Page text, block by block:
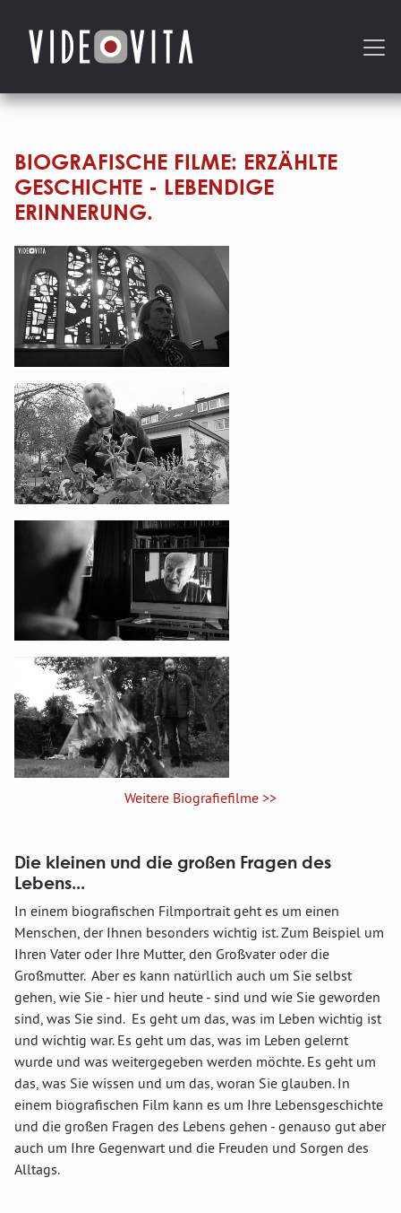
BIOGRAFISCHE FILME: ERZÄHLTE
GESCHICHTE - LEBENDIGE
ERINNERUNG.
Weitere Biografiefilme >>
Die kleinen und die großen Fragen des
Lebens...
In einem biografischen Filmportrait geht es um einen
Menschen, der Ihnen besonders wichtig ist. Zum Beispiel um
Ihren Vater oder Ihre Mutter, den Großvater oder die
Großmutter. Aber es kann natürllich auch um Sie selbst
gehen, wie Sie - hier und heute - sind und wie Sie geworden
sind, was Sie sind. Es geht um das, was im Leben wichtig ist
und wichtig war. Es geht um das, was im Leben gelernt
wurde und was weitergegeben werden möchte. Es geht um
das, was Sie wissen und um das, woran Sie glauben. In
einem biografischen Film kann es um Ihre Lebensgeschichte
und die großen Fragen des Lebens gehen - genauso gut aber
auch um Ihre Gegenwart und die Freuden und Sorgen des
Alltags.